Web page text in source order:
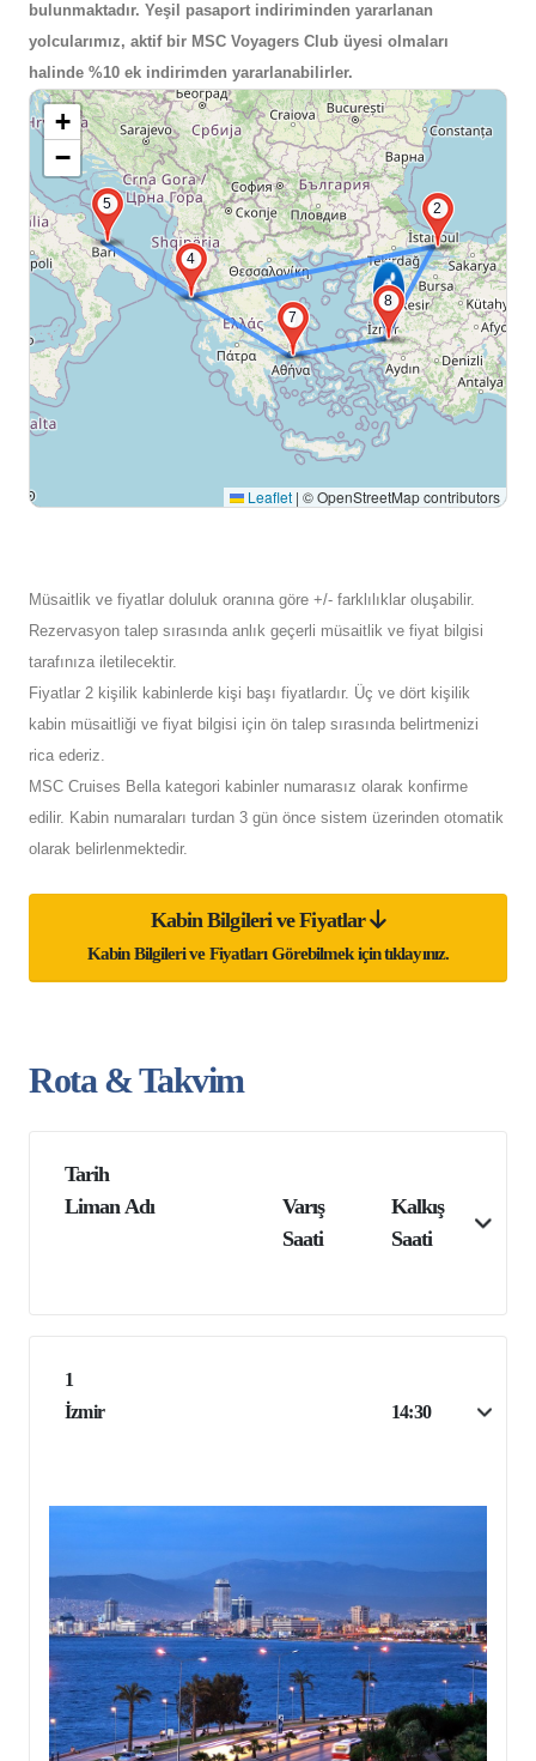
bulunmaktadır. Yeşil pasaport indiriminden yararlanan
yolcularımız, aktif bir MSC Voyagers Club üyesi olmaları
halinde %10 ek indirimden yararlanabilirler.
2
4
5
7
8
+
−
Leaflet | © OpenStreetMap contributors
Müsaitlik ve fiyatlar doluluk oranına göre +/- farklılıklar oluşabilir.
Rezervasyon talep sırasında anlık geçerli müsaitlik ve fiyat bilgisi
tarafınıza iletilecektir.
Fiyatlar 2 kişilik kabinlerde kişi başı fiyatlardır. Üç ve dört kişilik
kabin müsaitliği ve fiyat bilgisi için ön talep sırasında belirtmenizi
rica ederiz.
MSC Cruises Bella kategori kabinler numarasız olarak konfirme
edilir. Kabin numaraları turdan 3 gün önce sistem üzerinden otomatik
olarak belirlenmektedir.
Kabin Bilgileri ve Fiyatlar
Kabin Bilgileri ve Fiyatları Görebilmek için tıklayınız.
Rota & Takvim
Tarih
Liman Adı
Varış
Saati
Kalkış
Saati
1
İzmir
14:30